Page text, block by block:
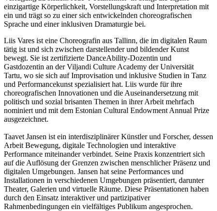
einzigartige Körperlichkeit, Vorstellungskraft und Interpretation mit
ein und trägt so zu einer sich entwickelnden choreografischen
Sprache und einer inklusiven Dramaturgie bei.
Liis Vares ist eine Choreografin aus Tallinn, die im digitalen Raum
tätig ist und sich zwischen darstellender und bildender Kunst
bewegt. Sie ist zertifizierte DanceAbility-Dozentin und
Gastdozentin an der Viljandi Culture Academy der Universität
Tartu, wo sie sich auf Improvisation und inklusive Studien in Tanz
und Performancekunst spezialisiert hat. Liis wurde für ihre
choreografischen Innovationen und die Auseinandersetzung mit
politisch und sozial brisanten Themen in ihrer Arbeit mehrfach
nominiert und mit dem Estonian Cultural Endowment Annual Prize
ausgezeichnet.
Taavet Jansen ist ein interdisziplinärer Künstler und Forscher, dessen
Arbeit Bewegung, digitale Technologien und interaktive
Performance miteinander verbindet. Seine Praxis konzentriert sich
auf die Auflösung der Grenzen zwischen menschlicher Präsenz und
digitalen Umgebungen. Jansen hat seine Performances und
Installationen in verschiedenen Umgebungen präsentiert, darunter
Theater, Galerien und virtuelle Räume. Diese Präsentationen haben
durch den Einsatz interaktiver und partizipativer
Rahmenbedingungen ein vielfältiges Publikum angesprochen.